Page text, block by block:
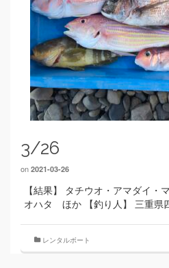
3/26
on 2021-03-26
【結果】 タチウオ・アマダイ・
オハタ ほか 【釣り人】 三重県
レンタルボート